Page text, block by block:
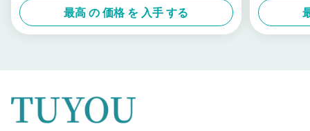
最高 の 価格 を 入手 する